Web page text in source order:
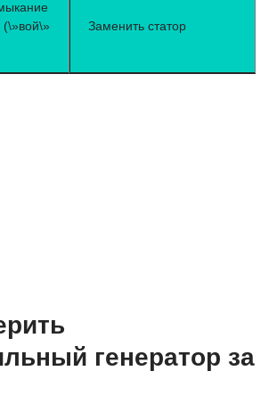
(\»вой\»
Заменить статор
генератор за